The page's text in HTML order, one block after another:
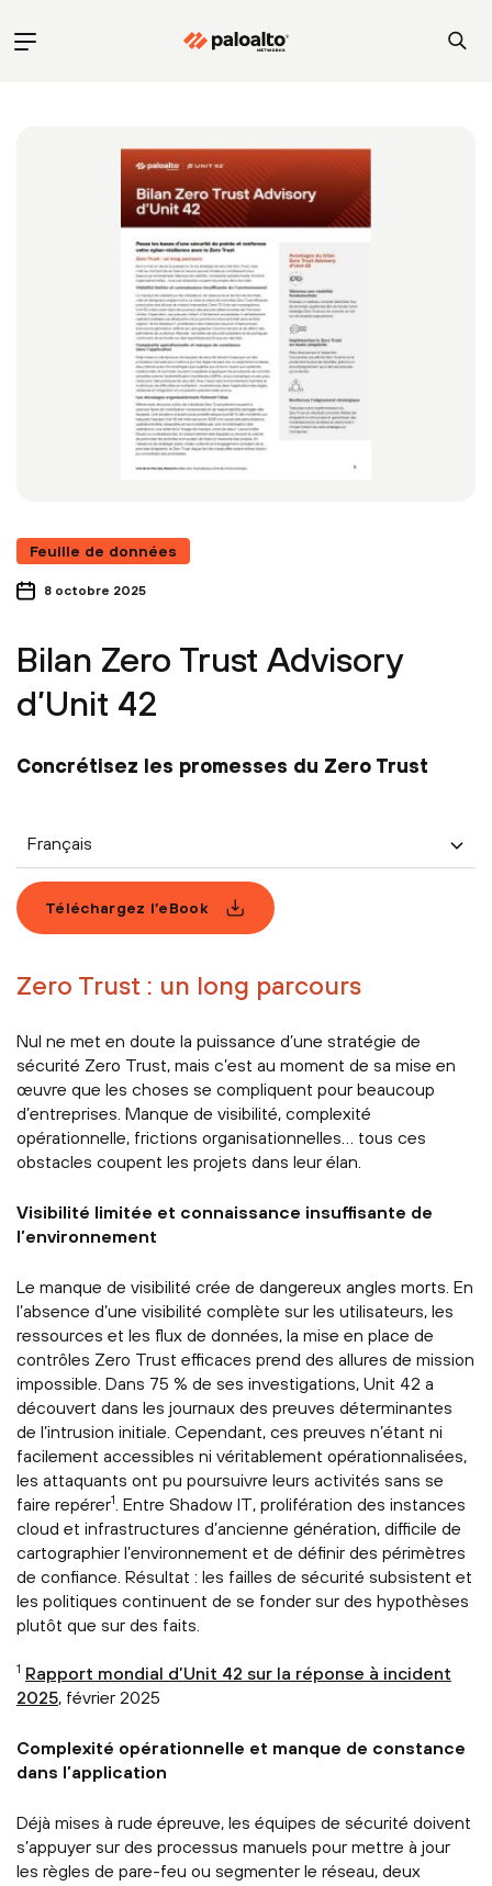
Feuille de données
8 octobre 2025
Bilan Zero Trust Advisory
d’Unit 42
Concrétisez les promesses du Zero Trust
Français
Téléchargez l’eBook
Zero Trust : un long parcours
Nul ne met en doute la puissance d’une stratégie de
sécurité Zero Trust, mais c’est au moment de sa mise en
œuvre que les choses se compliquent pour beaucoup
d’entreprises. Manque de visibilité, complexité
opérationnelle, frictions organisationnelles… tous ces
obstacles coupent les projets dans leur élan.
Visibilité limitée et connaissance insuffisante de
l’environnement
Le manque de visibilité crée de dangereux angles morts. En
l’absence d’une visibilité complète sur les utilisateurs, les
ressources et les flux de données, la mise en place de
contrôles Zero Trust efficaces prend des allures de mission
impossible. Dans 75 % de ses investigations, Unit 42 a
découvert dans les journaux des preuves déterminantes
de l’intrusion initiale. Cependant, ces preuves n’étant ni
facilement accessibles ni véritablement opérationnalisées,
les attaquants ont pu poursuivre leurs activités sans se
faire repérer1 . Entre Shadow IT, prolifération des instances
cloud et infrastructures d’ancienne génération, difficile de
cartographier l’environnement et de définir des périmètres
de confiance. Résultat : les failles de sécurité subsistent et
les politiques continuent de se fonder sur des hypothèses
plutôt que sur des faits.
1 Rapport mondial d’Unit 42 sur la réponse à incident
2025, février 2025
Complexité opérationnelle et manque de constance
dans l’application
Déjà mises à rude épreuve, les équipes de sécurité doivent
s’appuyer sur des processus manuels pour mettre à jour
les règles de pare-feu ou segmenter le réseau, deux